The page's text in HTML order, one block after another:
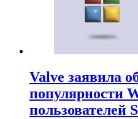
Valve заявила
популярности
пользователей